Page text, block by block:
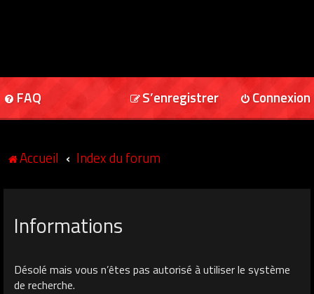
FAQ Connexion
S’enregistrer
Accueil Index du forum
Informations
Désolé mais vous n’êtes pas autorisé à utiliser le système
de recherche.